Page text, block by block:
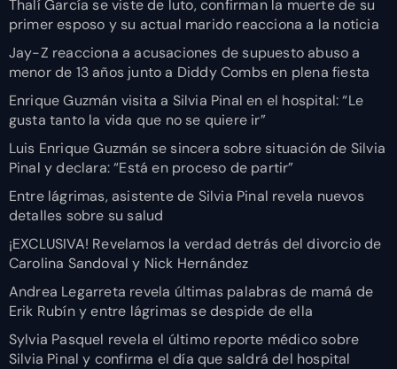
Thalí García se viste de luto, confirman la muerte de su
primer esposo y su actual marido reacciona a la noticia
Jay-Z reacciona a acusaciones de supuesto abuso a
menor de 13 años junto a Diddy Combs en plena fiesta
Enrique Guzmán visita a Silvia Pinal en el hospital: “Le
gusta tanto la vida que no se quiere ir”
Luis Enrique Guzmán se sincera sobre situación de Silvia
Pinal y declara: “Está en proceso de partir”
Entre lágrimas, asistente de Silvia Pinal revela nuevos
detalles sobre su salud
¡EXCLUSIVA! Revelamos la verdad detrás del divorcio de
Carolina Sandoval y Nick Hernández
Andrea Legarreta revela últimas palabras de mamá de
Erik Rubín y entre lágrimas se despide de ella
Sylvia Pasquel revela el último reporte médico sobre
Silvia Pinal y confirma el día que saldrá del hospital